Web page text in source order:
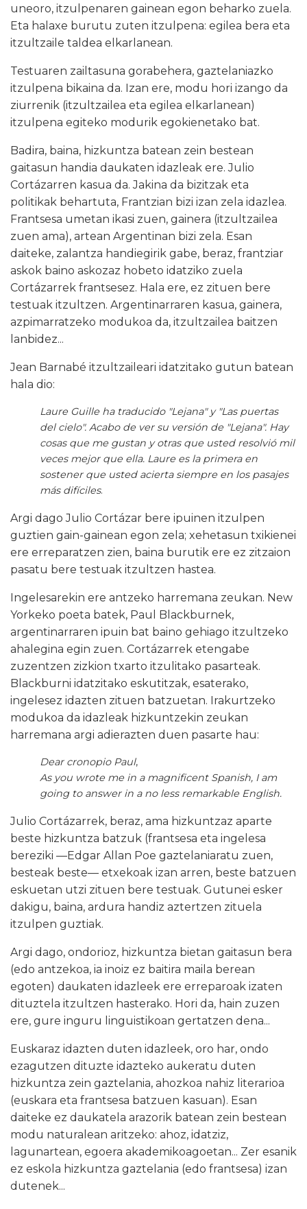
uneoro, itzulpenaren gainean egon beharko zuela.
Eta halaxe burutu zuten itzulpena: egilea bera eta
itzultzaile taldea elkarlanean.
Testuaren zailtasuna gorabehera, gaztelaniazko
itzulpena bikaina da. Izan ere, modu hori izango da
ziurrenik (itzultzailea eta egilea elkarlanean)
itzulpena egiteko modurik egokienetako bat.
Badira, baina, hizkuntza batean zein bestean
gaitasun handia daukaten idazleak ere. Julio
Cortázarren kasua da. Jakina da bizitzak eta
politikak behartuta, Frantzian bizi izan zela idazlea.
Frantsesa umetan ikasi zuen, gainera (itzultzailea
zuen ama), artean Argentinan bizi zela. Esan
daiteke, zalantza handiegirik gabe, beraz, frantziar
askok baino askozaz hobeto idatziko zuela
Cortázarrek frantsesez. Hala ere, ez zituen bere
testuak itzultzen. Argentinarraren kasua, gainera,
azpimarratzeko modukoa da, itzultzailea baitzen
lanbidez...
Jean Barnabé itzultzaileari idatzitako gutun batean
hala dio:
Laure Guille ha traducido "Lejana" y "Las puertas
del cielo". Acabo de ver su versión de "Lejana". Hay
cosas que me gustan y otras que usted resolvió mil
veces mejor que ella. Laure es la primera en
sostener que usted acierta siempre en los pasajes
más difíciles.
Argi dago Julio Cortázar bere ipuinen itzulpen
guztien gain-gainean egon zela; xehetasun txikienei
ere erreparatzen zien, baina burutik ere ez zitzaion
pasatu bere testuak itzultzen hastea.
Ingelesarekin ere antzeko harremana zeukan. New
Yorkeko poeta batek, Paul Blackburnek,
argentinarraren ipuin bat baino gehiago itzultzeko
ahalegina egin zuen. Cortázarrek etengabe
zuzentzen zizkion txarto itzulitako pasarteak.
Blackburni idatzitako eskutitzak, esaterako,
ingelesez idazten zituen batzuetan. Irakurtzeko
modukoa da idazleak hizkuntzekin zeukan
harremana argi adierazten duen pasarte hau:
Dear cronopio Paul,
As you wrote me in a magnificent Spanish, I am
going to answer in a no less remarkable English.
Julio Cortázarrek, beraz, ama hizkuntzaz aparte
beste hizkuntza batzuk (frantsesa eta ingelesa
bereziki —Edgar Allan Poe gaztelaniaratu zuen,
besteak beste— etxekoak izan arren, beste batzuen
eskuetan utzi zituen bere testuak. Gutunei esker
dakigu, baina, ardura handiz aztertzen zituela
itzulpen guztiak.
Argi dago, ondorioz, hizkuntza bietan gaitasun bera
(edo antzekoa, ia inoiz ez baitira maila berean
egoten) daukaten idazleek ere erreparoak izaten
dituztela itzultzen hasterako. Hori da, hain zuzen
ere, gure inguru linguistikoan gertatzen dena...
Euskaraz idazten duten idazleek, oro har, ondo
ezagutzen dituzte idazteko aukeratu duten
hizkuntza zein gaztelania, ahozkoa nahiz literarioa
(euskara eta frantsesa batzuen kasuan). Esan
daiteke ez daukatela arazorik batean zein bestean
modu naturalean aritzeko: ahoz, idatziz,
lagunartean, egoera akademikoagoetan... Zer esanik
ez eskola hizkuntza gaztelania (edo frantsesa) izan
dutenek...